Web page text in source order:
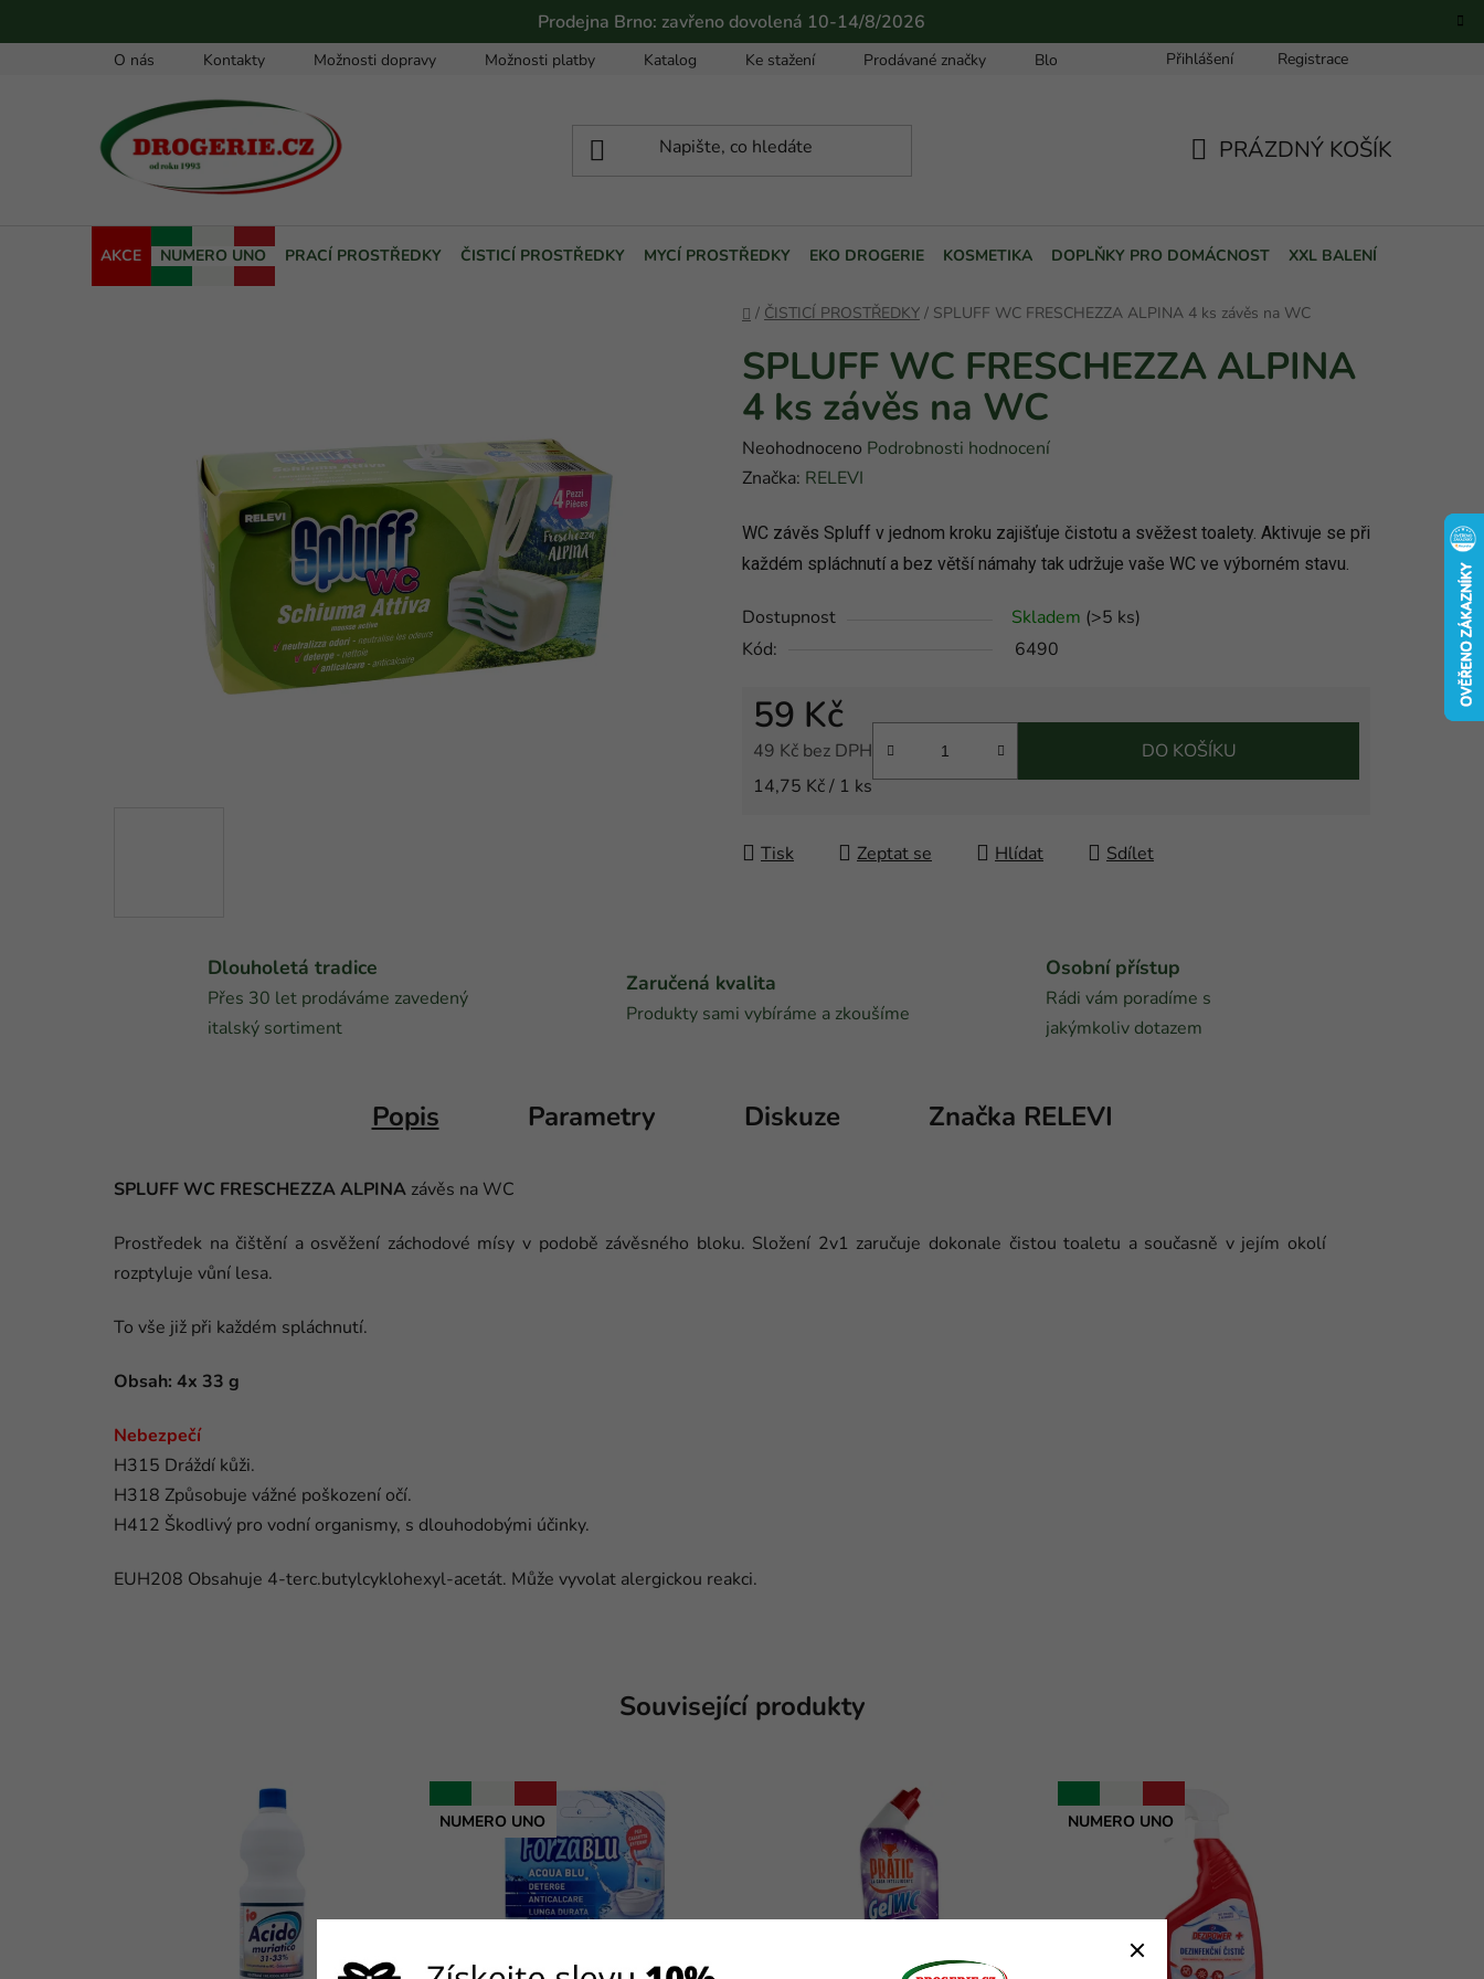
Prodejna Brno: zavřeno dovolená 10-14/8/2026
O nás Kontakty Možnosti dopravy Možnosti platby Katalog Ke stažení Prodávané značky Blog Přihlášení Registrace
PRÁZDNÝ KOŠÍK
AKCE NUMERO UNO PRACÍ PROSTŘEDKY ČISTICÍ PROSTŘEDKY MYCÍ PROSTŘEDKY EKO DROGERIE KOSMETIKA DOPLŇKY PRO DOMÁCNOST XXL BALENÍ
Domů
/ ČISTICÍ PROSTŘEDKY / SPLUFF WC FRESCHEZZA ALPINA 4 ks závěs na WC
SPLUFF WC FRESCHEZZA ALPINA
4 ks závěs na WC
Průměrné
hodnocení
je
0,0
5
hvězdiček.
Neohodnoceno Podrobnosti hodnocení
Značka: RELEVI
WC závěs Spluff v jednom kroku zajišťuje čistotu a svěžest toalety. Aktivuje se při
každém spláchnutí a bez větší námahy tak udržuje vaše WC ve výborném stavu.
Dostupnost Skladem (>5 ks)
Kód:
6490
59 Kč
49 Kč bez DPH
Měrná cena:
14,75 Kč / 1 ks
DO KOŠÍKU
Tisk Zeptat se Hlídat Sdílet
Dlouholetá tradice
Přes 30 let prodáváme zavedený
italský sortiment
Zaručená kvalita
Produkty sami vybíráme a zkoušíme
Osobní přístup
Rádi vám poradíme s
jakýmkoliv dotazem
Popis Parametry Diskuze Značka RELEVI
SPLUFF WC FRESCHEZZA ALPINA závěs na WC
Prostředek na čištění a osvěžení záchodové mísy v podobě závěsného bloku. Složení 2v1 zaručuje dokonale čistou toaletu a současně v jejím okolí
rozptyluje vůní lesa.
To vše již při každém spláchnutí.
Obsah: 4x 33 g
Nebezpečí
H315 Dráždí kůži.
H318 Způsobuje vážné poškození očí.
H412 Škodlivý pro vodní organismy, s dlouhodobými účinky.
EUH208 Obsahuje 4-terc.butylcyklohexyl-acetát. Může vyvolat alergickou reakci.
Související produkty
NUMERO UNO NUMERO UNO